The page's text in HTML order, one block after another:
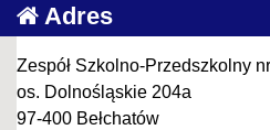
Adres
Zespół Szkolno-Przedszkolny
os. Dolnośląskie 204a
97-400 Bełchatów